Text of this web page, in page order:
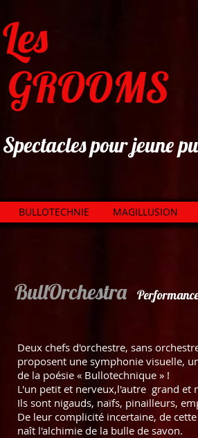
Spectacles pour jeune
GROOMS
Les
BULLOTECHNIE MAGILLUSION
BullOrchestra
Deux chefs d'orchestre, sans
proposent une symphonie visuelle,
de la poésie « Bullotechnique » !
L'un petit et nerveux,l'autre grand et
Ils sont nigauds, naïfs, pinailleurs,
De leur complicité incertaine, de
naît l'alchimie de la bulle de savon.